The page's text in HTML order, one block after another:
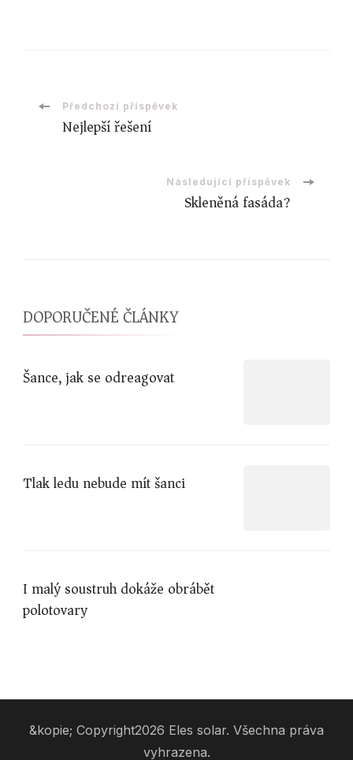
Navigace
Předchozí příspěvek
Nejlepší řešení
Následující příspěvek
Skleněná fasáda?
DOPORUČENÉ ČLÁNKY
Šance, jak se odreagovat
Tlak ledu nebude mít šanci
I malý soustruh dokáže obrábět
polotovary
&kopie; Copyright2026 Eles solar. Všechna práva
vyhrazena.